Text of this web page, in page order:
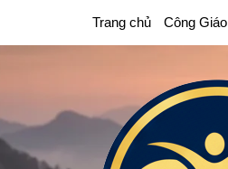
Trang chủ Công Giáo